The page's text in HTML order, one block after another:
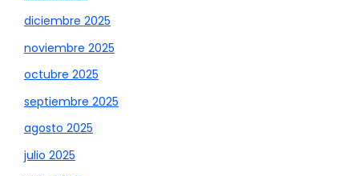
diciembre 2025
noviembre 2025
octubre 2025
septiembre 2025
agosto 2025
julio 2025